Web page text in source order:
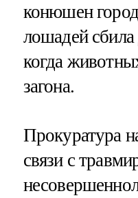
конюшен
лошадей сбила
когда
загона.
Прокуратура
связи с